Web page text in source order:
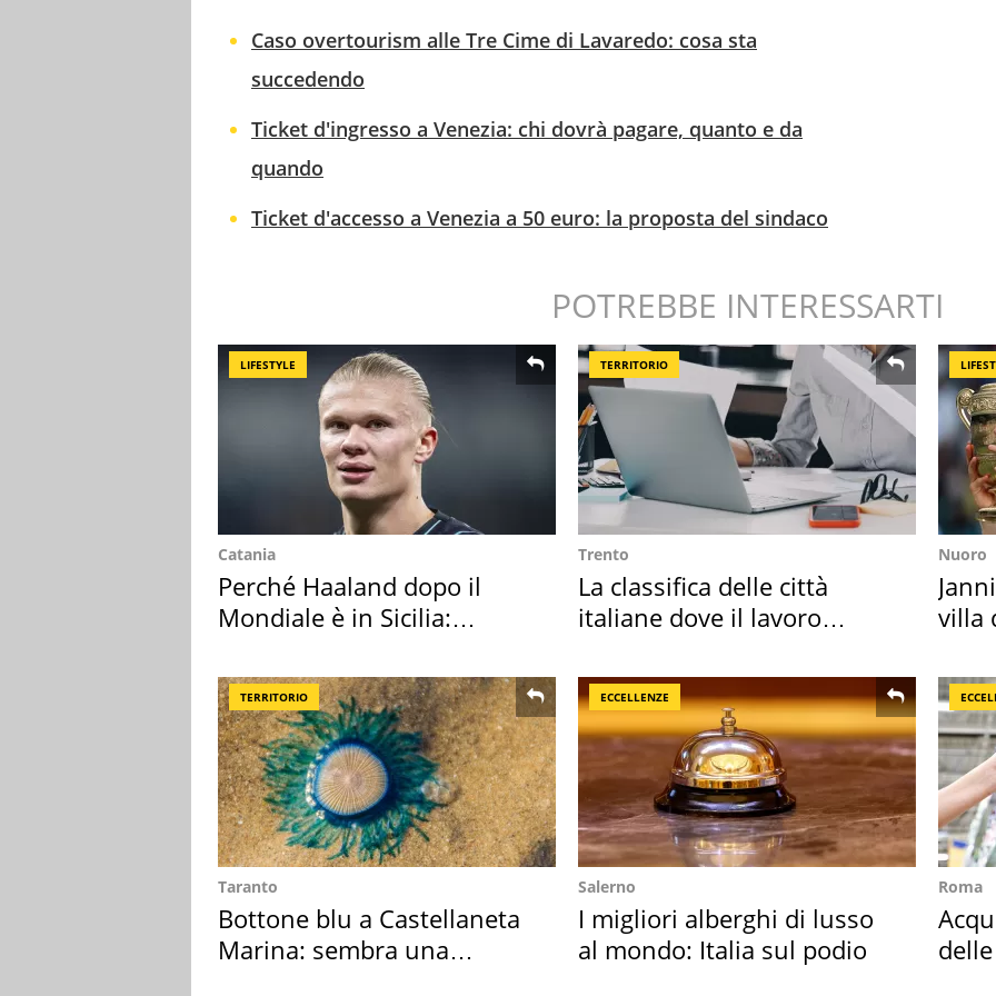
Caso overtourism alle Tre Cime di Lavaredo: cosa sta
succedendo
Ticket d'ingresso a Venezia: chi dovrà pagare, quanto e da
quando
Ticket d'accesso a Venezia a 50 euro: la proposta del sindaco
POTREBBE INTERESSARTI
LIFESTYLE
Catania
Perché Haaland dopo il
Mondiale è in Sicilia:
TERRITORIO
Trento
La classifica delle città
italiane dove il lavoro
Nuoro
villa
TERRITORIO
Taranto
Bottone blu a Castellaneta
Marina: sembra una
ECCELLENZE
Salerno
I migliori alberghi di lusso
al mondo: Italia sul podio
Roma